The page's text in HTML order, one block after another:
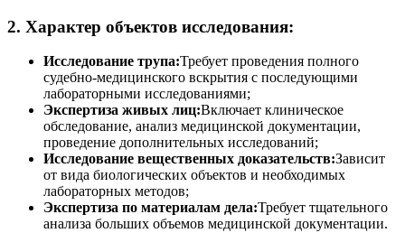
2. Характер объектов исследования:
Исследование трупа:Требует проведения полного
судебно-медицинского вскрытия с последующими
лабораторными исследованиями;
Экспертиза живых лиц:Включает клиническое
обследование, анализ медицинской документации,
проведение дополнительных исследований;
Исследование вещественных доказательств:Зависит
от вида биологических объектов и необходимых
лабораторных методов;
Экспертиза по материалам дела:Требует тщательного
анализа больших объемов медицинской документации.